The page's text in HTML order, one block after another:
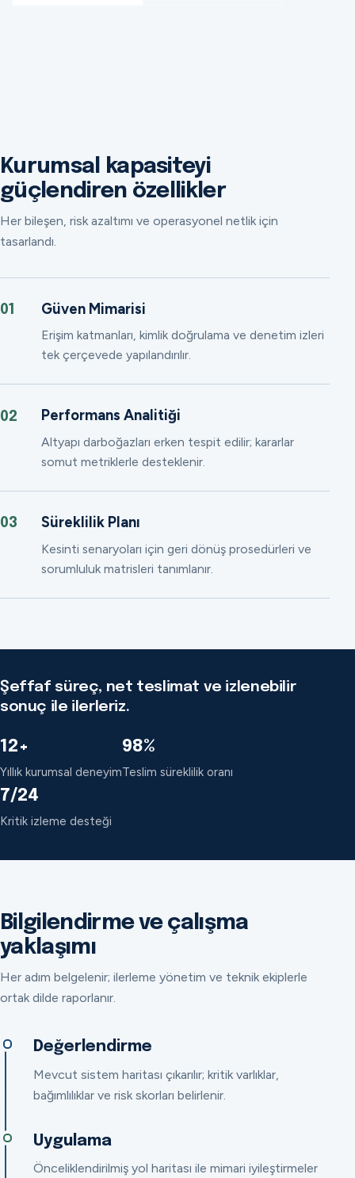
Kurumsal kapasiteyi
güçlendiren özellikler
Her bileşen, risk azaltımı ve operasyonel netlik için
tasarlandı.
01 Güven Mimarisi
Erişim katmanları, kimlik doğrulama ve denetim izleri
tek çerçevede yapılandırılır.
02 Performans Analitiği
Altyapı darboğazları erken tespit edilir; kararlar
somut metriklerle desteklenir.
03 Süreklilik Planı
Kesinti senaryoları için geri dönüş prosedürleri ve
sorumluluk matrisleri tanımlanır.
Şeffaf süreç, net teslimat ve izlenebilir
sonuç ile ilerleriz.
12+
Yıllık kurumsal deneyim
98%
Teslim süreklilik oranı
7/24
Kritik izleme desteği
Bilgilendirme ve çalışma
yaklaşımı
Her adım belgelenir; ilerleme yönetim ve teknik ekiplerle
ortak dilde raporlanır.
Değerlendirme
Mevcut sistem haritası çıkarılır; kritik varlıklar,
bağımlılıklar ve risk skorları belirlenir.
Uygulama
Önceliklendirilmiş yol haritası ile mimari iyileştirmeler